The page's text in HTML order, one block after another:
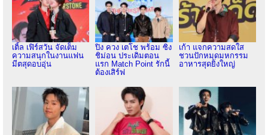
เติ้ล เฟิร์สวัน จัดเต็ม
ความสนุกในงานแฟน
มีตสุดอบอุ่น
ปิง ควง เตโช พร้อม ซิง
ชิม่อน ประเดิมตอน
แรก Match Point รักนี้
ต้องเสิร์ฟ
เก้า แจกความสดใส
ชวนปักหมุดมหกรรม
อาหารสุดยิ่งใหญ่